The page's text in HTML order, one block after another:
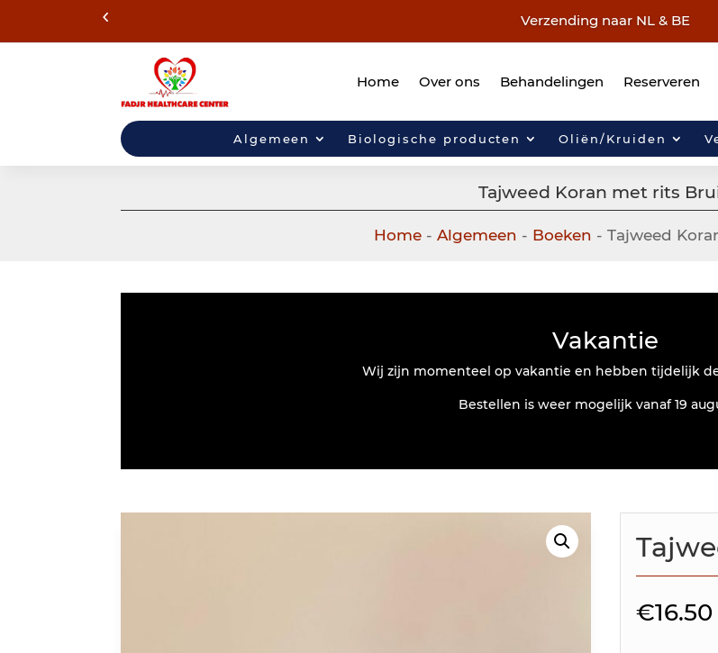
Verzending naar NL & BE
Home Over ons Behandelingen Reserveren
Algemeen Biologische producten Oliën/Kruiden
Tajweed Koran met rits
Home- Algemeen - Boeken - Tajweed
Vakantie
Wij zijn momenteel op vakantie en hebben tijdelijk
Bestellen is weer mogelijk vanaf 19
€16.50